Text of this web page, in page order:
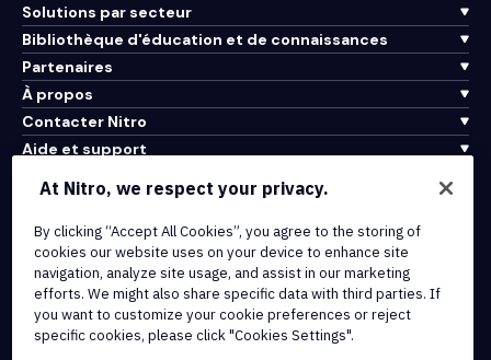
Solutions par secteur
Bibliothèque d'éducation et de connaissances
Partenaires
À propos
Contacter Nitro
Aide et support
Conditions d'utilisation
Politique de cookies
Politique de copyright
Toutes les conditions et politiques
At Nitro, we respect your privacy.
By clicking “Accept All Cookies”, you agree to the storing of
cookies our website uses on your device to enhance site
navigation, analyze site usage, and assist in our marketing
efforts. We might also share specific data with third parties. If
you want to customize your cookie preferences or reject
specific cookies, please click "Cookies Settings".